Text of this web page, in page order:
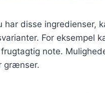
har disse ingredienser,
For eksempel
note.
grænser.